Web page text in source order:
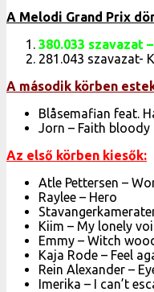
A Melodi Grand Prix
380.033 szavazat
281.043 szavazat-
A második körben
Blåsemafian feat.
Jorn – Faith
Az első körben kiesők:
Atle Pettersen –
Raylee – Hero
Kiim – My lonely
Emmy – Witch
Kaja Rode – Feel
Rein Alexander –
Imerika – I can’t